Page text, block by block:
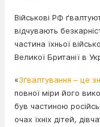
Військові РФ
відчувають
частина їхньої
Великої Британії в
«Зґвалтування – це
повної міри його
був частиною
очах їхніх дітей,